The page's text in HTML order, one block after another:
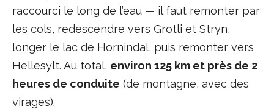
raccourci le long de l’eau — il faut remonter par
les cols, redescendre vers Grotli et Stryn,
longer le lac de Hornindal, puis remonter vers
Hellesylt. Au total, environ 125 km et près de 2
heures de conduite (de montagne, avec des
virages).